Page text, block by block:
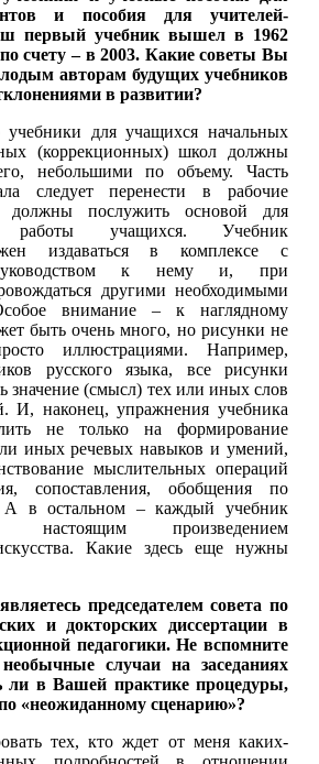
и пособия для учителей-
первый учебник вышел в 1962
по счету – в 2003. Какие советы Вы
авторам будущих учебников
в развитии?
для учащихся начальных
(коррекционных) школ должны
небольшими по объему. Часть
следует перенести в рабочие
должны послужить основой для
работы учащихся. Учебник
издаваться в комплексе с
к нему и, при
другими необходимыми
внимание – к наглядному
быть очень много, но рисунки не
иллюстрациями. Например,
русского языка, все рисунки
значение (смысл) тех или иных слов
И, наконец, упражнения учебника
не только на формирование
иных речевых навыков и умений,
мыслительных операций
сопоставления, обобщения по
А в остальном – каждый учебник
настоящим произведением
Какие здесь еще нужны
председателем совета по
и докторских диссертации в
педагогики. Не вспомните
случаи на заседаниях
ли в Вашей практике процедуры,
«неожиданному сценарию»?
тех, кто ждет от меня каких-